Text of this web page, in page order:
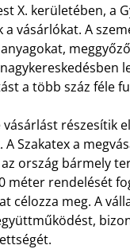
X. kerületében, a
vásárlókat. A
a több száz féle
részesítik
Szakatex a
ország bármely
méter rendelését
célozza meg. A